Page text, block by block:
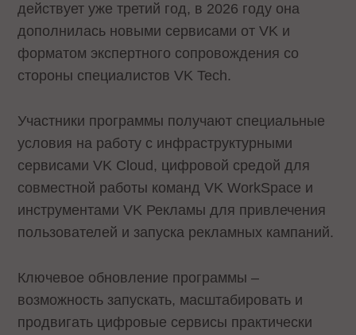
действует уже третий год, в 2026 году она
дополнилась новыми сервисами от VK и
форматом экспертного сопровождения со
стороны специалистов VK Tech.
Участники программы получают специальные
условия на работу с инфраструктурными
сервисами VK Cloud, цифровой средой для
совместной работы команд VK WorkSpace и
инструментами VK Рекламы для привлечения
пользователей и запуска рекламных кампаний.
Ключевое обновление программы –
возможность запускать, масштабировать и
продвигать цифровые сервисы практически